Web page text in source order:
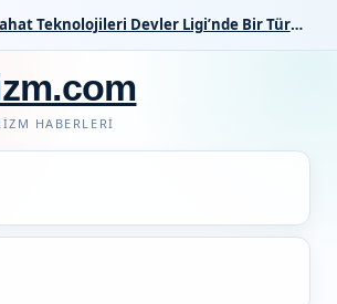
Global Seyahat Teknolojileri Devler Ligi’nde Bir Türk İmzası
HABERLERI